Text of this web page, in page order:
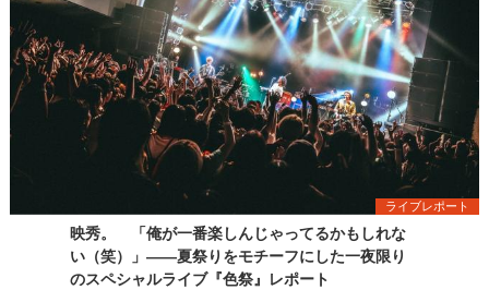
ライブレポート
映秀。 「俺が一番楽しんじゃってるかもしれな
い（笑）」――夏祭りをモチーフにした一夜限り
のスペシャルライブ『色祭』レポート